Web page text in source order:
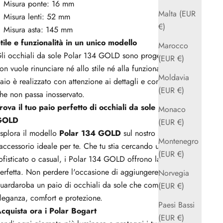
Malta (EUR
€)
Marocco
(EUR €)
Moldavia
(EUR €)
Monaco
(EUR €)
Montenegro
(EUR €)
Norvegia
(EUR €)
Paesi Bassi
(EUR €)
Misura ponte: 16 mm
Misura lenti: 52 mm
Misura asta: 145 mm
e funzionalità in un unico modello
occhiali da sole Polar 134 GOLD sono progettati per chi
vuole rinunciare né allo stile né alla funzionalità. Ogni
è realizzato con attenzione ai dettagli e con un design
non passa inosservato.
il tuo paio perfetto di occhiali da sole Polar 134
il modello Polar 134 GOLD sul nostro sito e trova
ideale per te. Che tu stia cercando un look
o casual, i Polar 134 GOLD offrono la soluzione
Non perdere l'occasione di aggiungere al tuo
un paio di occhiali da sole che combinano
comfort e protezione.
ora i Polar Bogart